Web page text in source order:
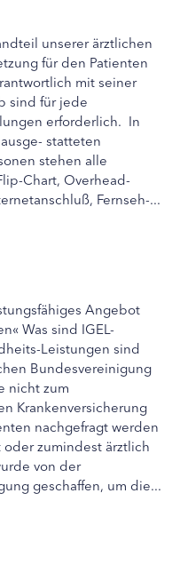
unserer ärztlichen
für den Patienten
mit seiner
sind für jede
erforderlich. In
statteten
stehen alle
Chart, Overhead-
Fernseh-...
Angebot
Was sind IGEL-
Leistungen sind
Bundesvereinigung
nicht zum
Krankenversicherung
nachgefragt werden
zumindest ärztlich
von der
geschaffen, um die...